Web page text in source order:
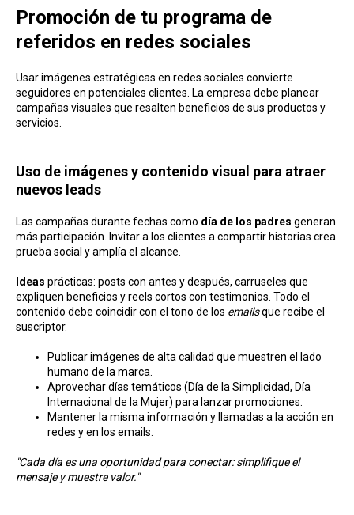
Promoción de tu programa de
referidos en redes sociales
Usar imágenes estratégicas en redes sociales convierte
seguidores en potenciales clientes. La empresa debe planear
campañas visuales que resalten beneficios de sus productos y
servicios.
Uso de imágenes y contenido visual para atraer
nuevos leads
Las campañas durante fechas como día de los padres generan
más participación. Invitar a los clientes a compartir historias crea
prueba social y amplía el alcance.
Ideas prácticas: posts con antes y después, carruseles que
expliquen beneficios y reels cortos con testimonios. Todo el
contenido debe coincidir con el tono de los emailsque recibe el
suscriptor.
Publicar imágenes de alta calidad que muestren el lado
humano de la marca.
Aprovechar días temáticos (Día de la Simplicidad, Día
Internacional de la Mujer) para lanzar promociones.
Mantener la misma información y llamadas a la acción en
redes y en los emails.
"Cada día es una oportunidad para conectar: simplifique el
mensaje y muestre valor."